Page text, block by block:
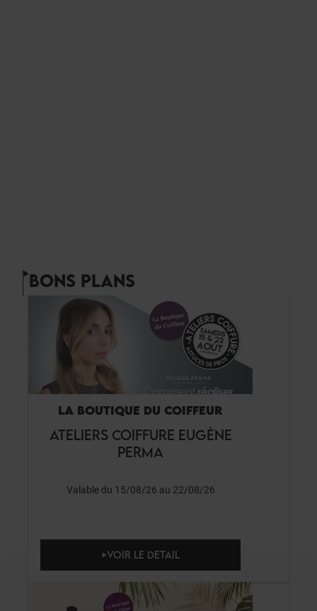
BONS PLANS
LA BOUTIQUE DU COIFFEUR
ATELIERS COIFFURE EUGÈNE
PERMA
Valable du 15/08/26 au 22/08/26
VOIR LE DETAIL